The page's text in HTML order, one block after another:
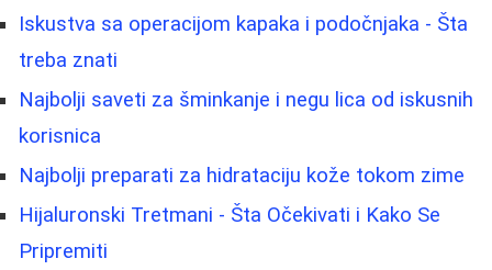
Iskustva sa operacijom kapaka i podočnjaka - Šta
treba znati
Najbolji saveti za šminkanje i negu lica od iskusnih
korisnica
Najbolji preparati za hidrataciju kože tokom zime
Hijaluronski Tretmani - Šta Očekivati i Kako Se
Pripremiti